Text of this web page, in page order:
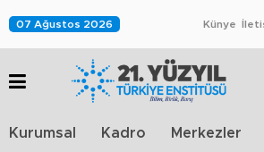
07 Ağustos 2026 Künye
Kurumsal Kadro Merkezler